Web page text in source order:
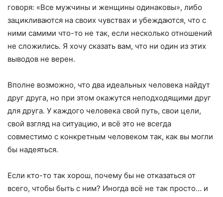
говоря: «Все мужчины и женщины одинаковы», либо
зацикливаются на своих чувствах и убеждаются, что с
ними самими что-то не так, если несколько отношений
не сложились. Я хочу сказать вам, что ни один из этих
выводов не верен.
Вполне возможно, что два идеальных человека найдут
друг друга, но при этом окажутся неподходящими друг
для друга. У каждого человека свой путь, свои цели,
свой взгляд на ситуацию, и всё это не всегда
совместимо с конкретным человеком так, как вы могли
бы надеяться.
Если кто-то так хорош, почему бы не отказаться от
всего, чтобы быть с ним? Иногда всё не так просто… и